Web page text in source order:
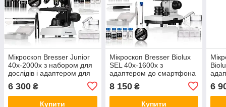
Мікроскоп Bresser Junior
40x-2000x з набором для
дослідів і адаптером для
6 300 ₴
Купити
Мікроскоп Bresser Biolux
SEL 40x-1600x з
адаптером до смартфона
8 150₴
Купити
6